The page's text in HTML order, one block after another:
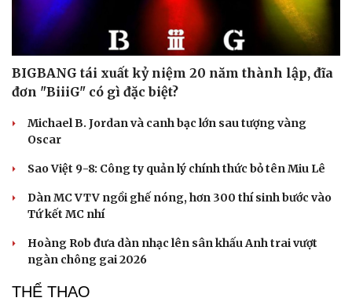
BIGBANG tái xuất kỷ niệm 20 năm thành lập, đĩa
đơn "BiiiG" có gì đặc biệt?
Michael B. Jordan và canh bạc lớn sau tượng vàng
Oscar
Sao Việt 9-8: Công ty quản lý chính thức bỏ tên Miu Lê
Dàn MC VTV ngồi ghế nóng, hơn 300 thí sinh bước vào
Tứ kết MC nhí
Hoàng Rob đưa dàn nhạc lên sân khấu Anh trai vượt
ngàn chông gai 2026
THỂ THAO